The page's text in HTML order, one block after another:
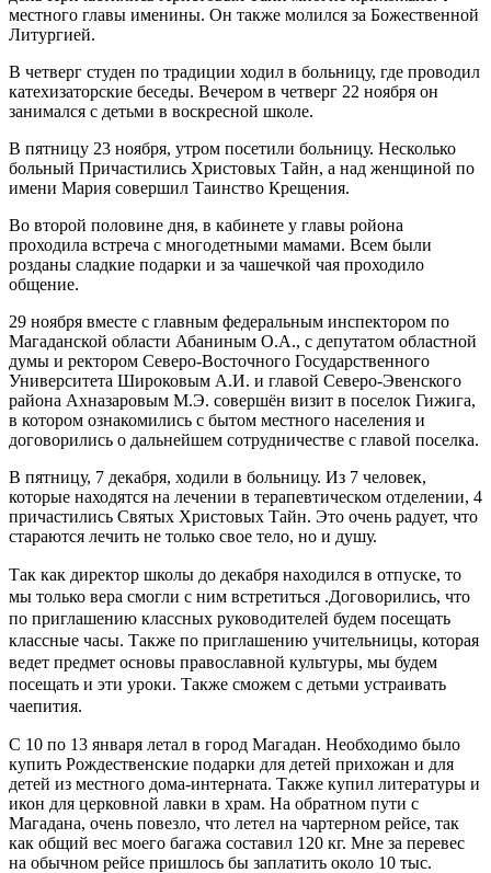
местного главы именины. Он также молился за Божественной
Литургией.
В четверг студен по традиции ходил в больницу, где проводил
катехизаторские беседы. Вечером в четверг 22 ноября он
занимался с детьми в воскресной школе.
В пятницу 23 ноября, утром посетили больницу. Несколько
больный Причастились Христовых Тайн, а над женщиной по
имени Мария совершил Таинство Крещения.
Во второй половине дня, в кабинете у главы ройона
проходила встреча с многодетными мамами. Всем были
розданы сладкие подарки и за чашечкой чая проходило
общение.
29 ноября вместе с главным федеральным инспектором по
Магаданской области Абаниным О.А., с депутатом областной
думы и ректором Северо-Восточного Государственного
Университета Широковым А.И. и главой Северо-Эвенского
района Ахназаровым М.Э. совершён визит в поселок Гижига,
в котором ознакомились с бытом местного населения и
договорились о дальнейшем сотрудничестве с главой поселка.
В пятницу, 7 декабря, ходили в больницу. Из 7 человек,
которые находятся на лечении в терапевтическом отделении, 4
причастились Святых Христовых Тайн. Это очень радует, что
стараются лечить не только свое тело, но и душу.
Так как директор школы до декабря находился в отпуске, то
мы только вера смогли с ним встретиться .Договорились, что
по приглашению классных руководителей будем посещать
классные часы. Также по приглашению учительницы, которая
ведет предмет основы православной культуры, мы будем
посещать и эти уроки. Также сможем с детьми устраивать
чаепития.
С 10 по 13 января летал в город Магадан. Необходимо было
купить Рождественские подарки для детей прихожан и для
детей из местного дома-интерната. Также купил литературы и
икон для церковной лавки в храм. На обратном пути с
Магадана, очень повезло, что летел на чартерном рейсе, так
как общий вес моего багажа составил 120 кг. Мне за перевес
на обычном рейсе пришлось бы заплатить около 10 тыс.